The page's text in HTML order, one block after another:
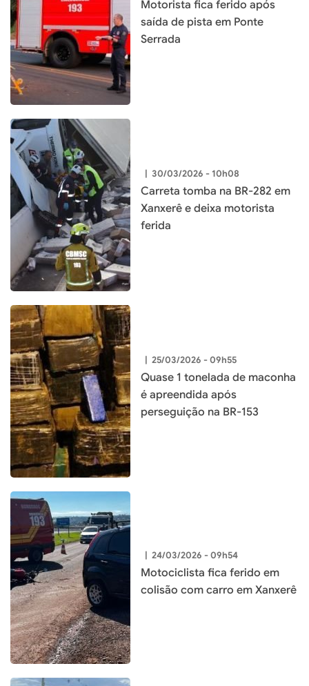
Motorista fica ferido após
saída de pista em Ponte
Serrada
30/03/2026 - 10h08
Carreta tomba na BR-282 em
Xanxerê e deixa motorista
ferida
25/03/2026 - 09h55
Quase 1 tonelada de maconha
é apreendida após
perseguição na BR-153
| 24/03/2026 - 09h54
Motociclista fica ferido em
colisão com carro em Xanxerê